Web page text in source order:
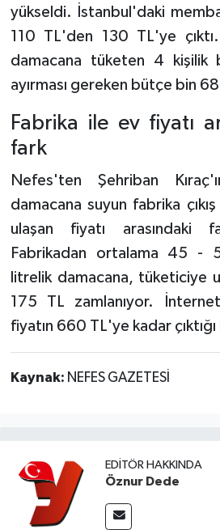
yükseldi. İstanbul'daki
110 TL'den 130 TL'ye
damacana tüketen 4 kişilik
ayırması gereken bütçe bin
Fabrika ile ev fiyatı
fark
Nefes'ten Şehriban
damacana suyun fabrika
ulaşan fiyatı arasındaki
Fabrikadan ortalama 45 -
litrelik damacana, tüketiciye
175 TL zamlanıyor.
fiyatın 660 TL'ye kadar
Kaynak: NEFES GAZETESİ
EDITÖR HAKKINDA
Öznur Dede